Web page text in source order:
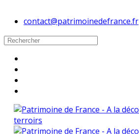
contact@patrimoinedefrance.fr